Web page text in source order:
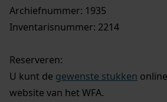
Archiefnummer: 1935
Inventarisnummer: 2214
Reserveren:
U kunt de gewenste stukken
website van het WFA.